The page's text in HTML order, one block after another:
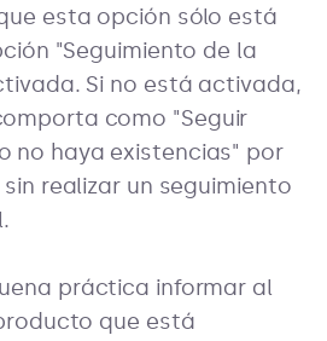
esta opción sólo está
"Seguimiento de la
Si no está activada,
como "Seguir
no haya existencias" por
realizar un seguimiento
práctica informar al
que está